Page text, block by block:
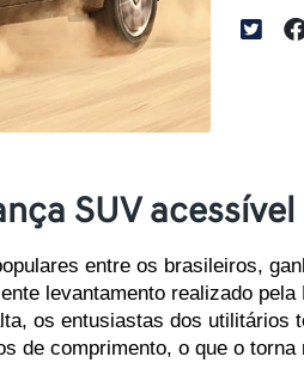
SUV
entre os brasileiros,
levantamento realizado
os entusiastas dos
de comprimento, o que o